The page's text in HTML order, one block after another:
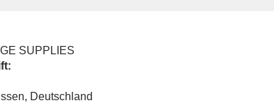
SUPPLIES
Deutschland